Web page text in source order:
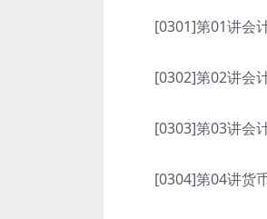
[0301]第01讲会计
[0302]第02讲会计
[0303]第03讲会计
[0304]第04讲货币